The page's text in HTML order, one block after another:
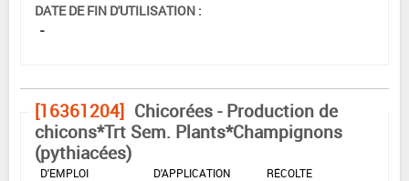
DATE DE FIN D'UTILISATION :
-
[16361204] Chicorées - Production de
chicons*Trt Sem. Plants*Champignons
(pythiacées)
DOSE MAX
D'EMPLOI
D'APPLICATION
RÉCOLTE